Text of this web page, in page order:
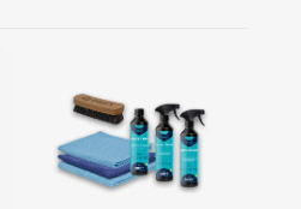
Interieurpakket